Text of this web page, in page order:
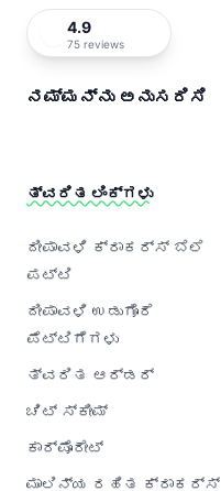
4.9
75 reviews
ನಮ್ಮನ್ನು ಅನುಸರಿಸಿ
ತ್ವರಿತ ಲಿಂಕ್‌ಗಳು
ದೀಪಾವಳಿ ಕ್ರಾಕರ್‌ಸ್ ಬೆಲೆ
ಪಟ್ಟಿ
ದೀಪಾವಳಿ ಉಡುಗೊರೆ
ಪೆಟ್ಟಿಗೆಗಳು
ತ್ವರಿತ ಆರ್ಡರ್
ಚಿಟ್ ಸ್ಕೀಮ್
ಕಾರ್ಪೊರೇಟ್
ಮಾಲಿನ್ಯ ರಹಿತ ಕ್ರಾಕರ್‌ಸ್